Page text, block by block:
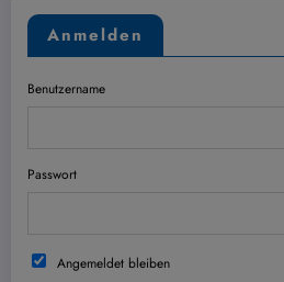
Anmelden
Benutzername
Passwort
Angemeldet bleiben